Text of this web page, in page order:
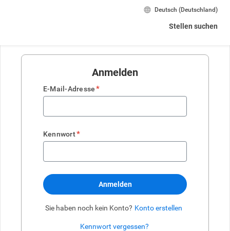
Deutsch (‏Deutschland)
Stellen suchen
Anmelden
E-Mail-Adresse *
Kennwort*
Anmelden
Sie haben noch kein Konto? Konto erstellen
Kennwort vergessen?